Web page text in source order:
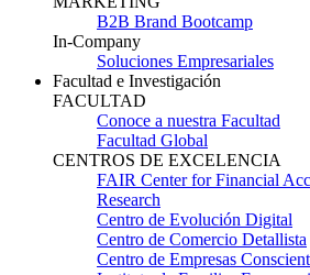
B2B Brand Bootcamp
In-Company
Soluciones Empresariales
Facultad e Investigación
FACULTAD
Conoce a nuestra Facultad
Facultad Global
CENTROS DE EXCELENCIA
FAIR Center for Financial
Research
Centro de Evolución Digital
Centro de Comercio Detallista
Centro de Empresas